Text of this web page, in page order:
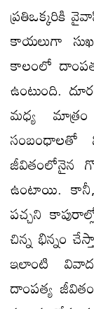
ప్రతిఒక్కరికి
కాయలుగా
కాలంలో
ఉంటుంది.
మధ్య
సంబంధాలతో
జీవితంలోనైన
ఉంటాయి. కానీ,
పచ్చని
చిన్న భిన్నం
ఇలాంటి
దాంపత్య